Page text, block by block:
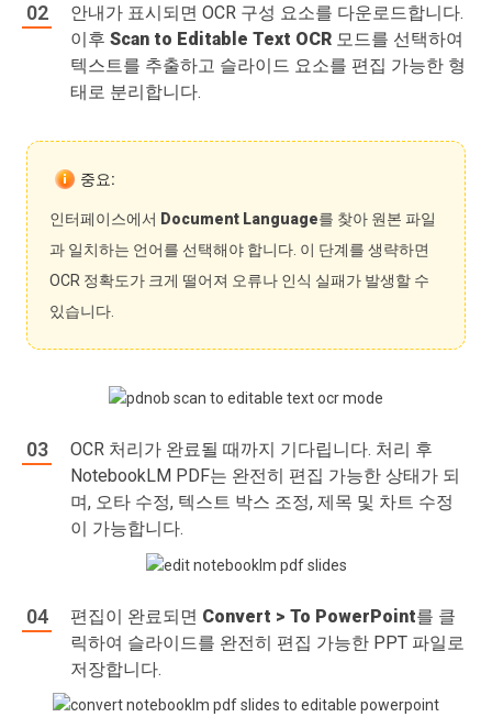
안내가 표시되면 OCR 구성 요소를 다운로드합니다.
이후 Scan to Editable Text OCR 모드를 선택하여
텍스트를 추출하고 슬라이드 요소를 편집 가능한 형
태로 분리합니다.
중요:
인터페이스에서 Document Language를 찾아 원본 파일
과 일치하는 언어를 선택해야 합니다. 이 단계를 생략하면
OCR 정확도가 크게 떨어져 오류나 인식 실패가 발생할 수
있습니다.
OCR 처리가 완료될 때까지 기다립니다. 처리 후
NotebookLM PDF는 완전히 편집 가능한 상태가 되
며, 오타 수정, 텍스트 박스 조정, 제목 및 차트 수정
이 가능합니다.
편집이 완료되면 Convert > To PowerPoint를 클
릭하여 슬라이드를 완전히 편집 가능한 PPT 파일로
저장합니다.